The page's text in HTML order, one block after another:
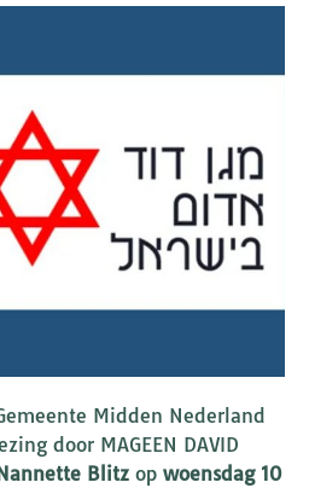
Midden Nederland
door MAGEEN DAVID
Blitz op woensdag 10